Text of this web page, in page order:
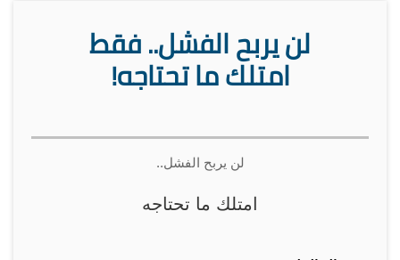
لن يربح الفشل.. فقط
امتلك ما تحتاجه!
لن يربح الفشل..
امتلك ما تحتاجه